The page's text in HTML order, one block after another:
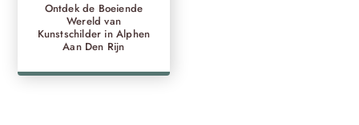
Ontdek de Boeiende
Wereld van
Kunstschilder in Alphen
Aan Den Rijn